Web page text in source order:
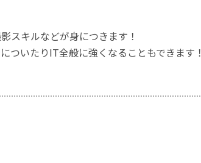
スキルなどが身につきます！
ついたりIT全般に強くなることもできます！